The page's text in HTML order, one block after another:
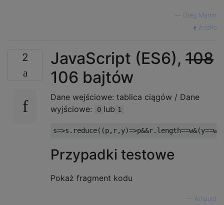
Greg Martin
źródło
2 JavaScript (ES6), 108
106 bajtów
Dane wejściowe: tablica ciągów / Dane
wyjściowe:
0 lub 1
s=>s . reduce((p, r, y)=>p&&r. length==w&(y==w
Przypadki testowe
Pokaż fragment kodu
Arnauld